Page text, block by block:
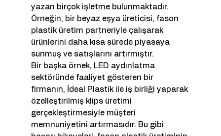
yazan birçok işletme bulunmaktadır.
Örneğin, bir beyaz eşya üreticisi, fason
plastik üretim partneriyle çalışarak
ürünlerini daha kısa sürede piyasaya
sunmuş ve satışlarını artırmıştır.
Bir başka örnek, LED aydınlatma
sektöründe faaliyet gösteren bir
firmanın, İdeal Plastik ile iş birliği yaparak
özelleştirilmiş klips üretimi
gerçekleştirmesiyle müşteri
memnuniyetini artırmasıdır. Bu gibi